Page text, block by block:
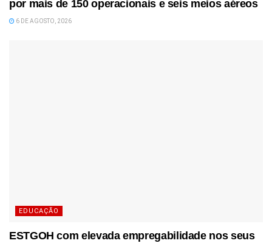
por mais de 150 operacionais e seis meios aéreos
6 DE AGOSTO, 2026
EDUCAÇÃO
ESTGOH com elevada empregabilidade nos seus